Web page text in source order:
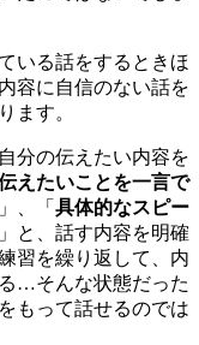
いる話をするときほ
容に自信のない話を
ます。
自分の伝えたい内容を
えたいことを一言で
」、「 具体的なスピー
と
話す内容を明確
習を繰り返して、内
…そんな状態だった
もって話せるのでは